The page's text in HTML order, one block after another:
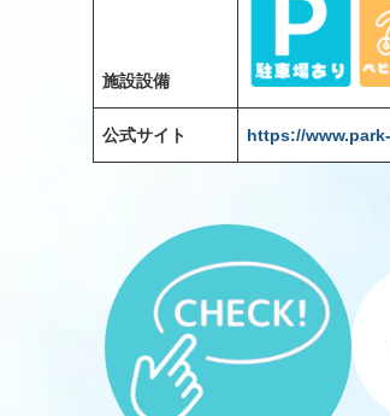
施設設備
公式サイト https://